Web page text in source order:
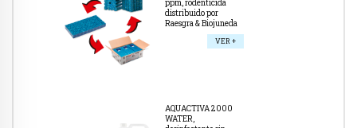
ppm, rodenticida
distribuido por
Raesgra & Biojuneda
VER +
AQUACTIVA 2000
WATER,